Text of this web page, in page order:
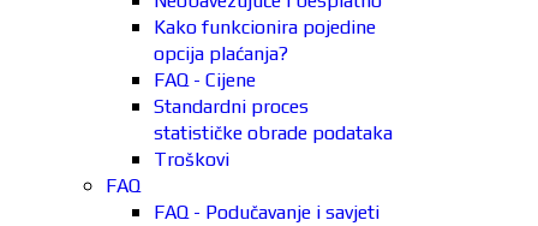
Kako funkcionira pojedine
opcija plaćanja?
FAQ - Cijene
Standardni proces
statističke obrade podataka
Troškovi
FAQ
FAQ - Podučavanje i savjeti